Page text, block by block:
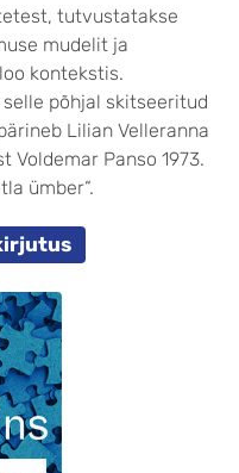
tutvustatakse
mudelit ja
kontekstis.
põhjal skitseeritud
Lilian Velleranna
Voldemar Panso 1973.
ümber“.